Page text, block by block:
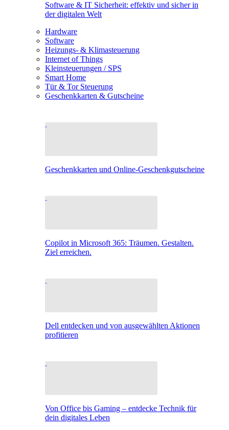
Software & IT Sicherheit: effektiv und sicher in
der digitalen Welt
Hardware
Software
Heizungs- & Klimasteuerung
Internet of Things
Kleinsteuerungen / SPS
Smart Home
Tür & Tor Steuerung
Geschenkkarten & Gutscheine
Geschenkkarten und Online-Geschenkgutscheine
Copilot in Microsoft 365: Träumen. Gestalten.
Ziel erreichen.
Dell entdecken und von ausgewählten Aktionen
profitieren
Von Office bis Gaming – entdecke Technik für
dein digitales Leben